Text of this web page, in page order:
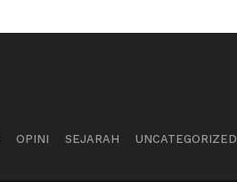
OPINI SEJARAH UNCATEGORIZED